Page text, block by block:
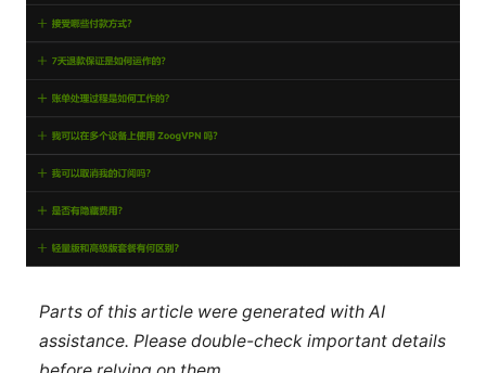
Parts of this article were generated with AI
assistance. Please double-check important details